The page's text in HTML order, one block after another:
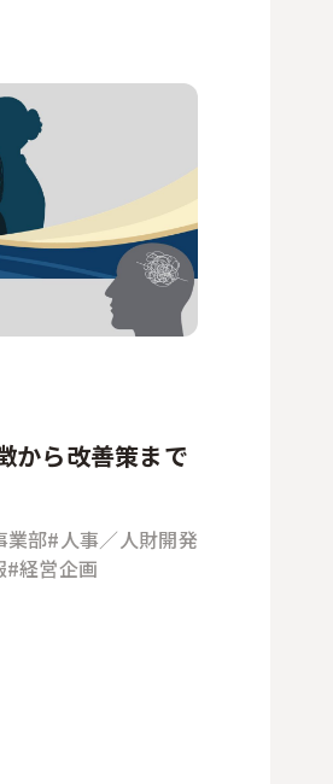
から改善策まで
業部#人事／人財開発
#経営企画